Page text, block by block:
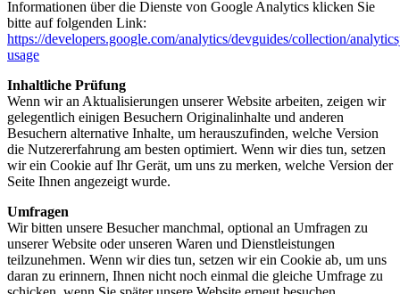
Informationen über die Dienste von Google Analytics klicken Sie
bitte auf folgenden Link:
https://developers.google.com/analytics/devguides/collection/
usage
Inhaltliche Prüfung
Wenn wir an Aktualisierungen unserer Website arbeiten, zeigen wir
gelegentlich einigen Besuchern Originalinhalte und anderen
Besuchern alternative Inhalte, um herauszufinden, welche Version
die Nutzererfahrung am besten optimiert. Wenn wir dies tun, setzen
wir ein Cookie auf Ihr Gerät, um uns zu merken, welche Version der
Seite Ihnen angezeigt wurde.
Umfragen
Wir bitten unsere Besucher manchmal, optional an Umfragen zu
unserer Website oder unseren Waren und Dienstleistungen
teilzunehmen. Wenn wir dies tun, setzen wir ein Cookie ab, um uns
daran zu erinnern, Ihnen nicht noch einmal die gleiche Umfrage zu